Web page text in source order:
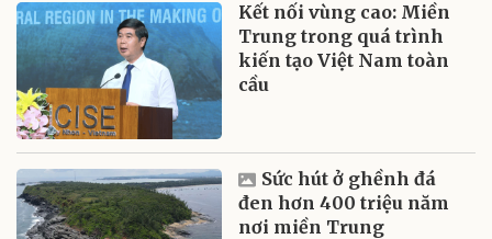
Kết nối vùng cao: Miền
Trung trong quá trình
kiến tạo Việt Nam toàn
cầu
Sức hút ở ghềnh đá
đen hơn 400 triệu năm
nơi miền Trung